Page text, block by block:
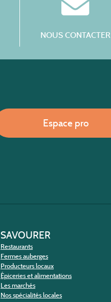
NOUS CONTACTER
Espace pro
SAVOURER
Restaurants
Fermes auberges
Producteurs locaux
Épiceries et alimentations
Les marchés
Nos spécialités locales